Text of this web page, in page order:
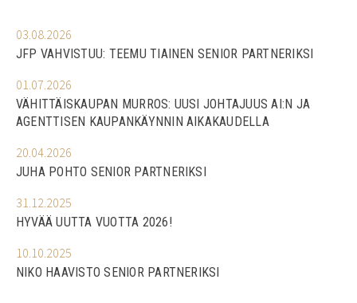
03.08.2026
JFP VAHVISTUU: TEEMU TIAINEN SENIOR PARTNERIKSI
01.07.2026
VÄHITTÄISKAUPAN MURROS: UUSI JOHTAJUUS AI:N JA
AGENTTISEN KAUPANKÄYNNIN AIKAKAUDELLA
20.04.2026
JUHA POHTO SENIOR PARTNERIKSI
31.12.2025
HYVÄÄ UUTTA VUOTTA 2026!
10.10.2025
NIKO HAAVISTO SENIOR PARTNERIKSI